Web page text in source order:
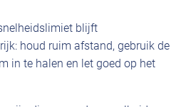
blijft
houd ruim afstand, gebruik de
in te halen en let goed op het